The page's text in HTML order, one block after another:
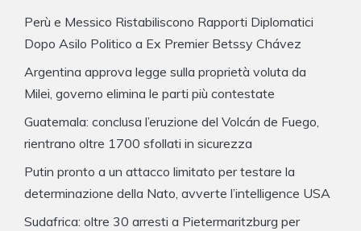
Perù e Messico Ristabiliscono Rapporti Diplomatici
Dopo Asilo Politico a Ex Premier Betssy Chávez
Argentina approva legge sulla proprietà voluta da
Milei, governo elimina le parti più contestate
Guatemala: conclusa l’eruzione del Volcán de Fuego,
rientrano oltre 1700 sfollati in sicurezza
Putin pronto a un attacco limitato per testare la
determinazione della Nato, avverte l’intelligence USA
Sudafrica: oltre 30 arresti a Pietermaritzburg per